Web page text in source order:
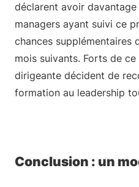
déclarent avoir
managers ayant suivi ce
chances supplémentaires
mois suivants. Forts de ce
dirigeante décident de
formation au leadership
Conclusion : un